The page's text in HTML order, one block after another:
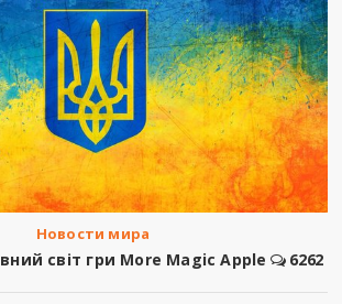
Новости мира
світ гри More Magic Apple 6262